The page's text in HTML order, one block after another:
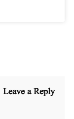
Leave a Reply